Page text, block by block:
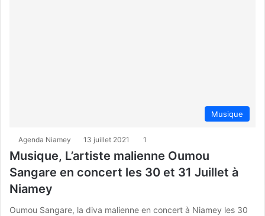
Musique
Agenda Niamey 13 juillet 2021 1
Musique, L’artiste malienne Oumou
Sangare en concert les 30 et 31 Juillet à
Niamey
Oumou Sangare, la diva malienne en concert à Niamey les 30